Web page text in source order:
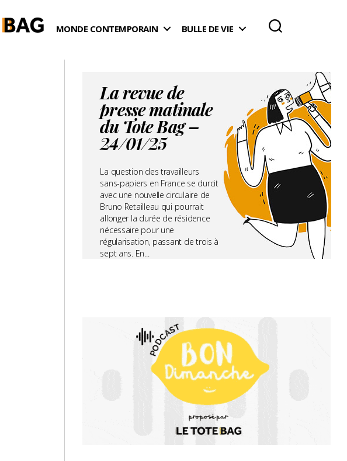
MONDE CONTEMPORAIN BULLE DE VIE
La revue de
presse matinale
du Tote Bag –
24/01/25
La question des travailleurs
sans-papiers en France se durcit
avec une nouvelle circulaire de
Bruno Retailleau qui pourrait
allonger la durée de résidence
nécessaire pour une
régularisation, passant de trois à
sept ans. En...